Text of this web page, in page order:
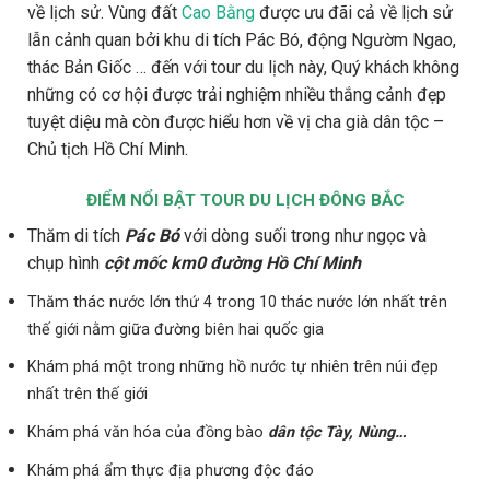
về lịch sử. Vùng đất Cao Bằng được ưu đãi cả về lịch sử
lẫn cảnh quan bởi khu di tích Pác Bó, động Ngườm Ngao,
thác Bản Giốc … đến với tour du lịch này, Quý khách không
những có cơ hội được trải nghiệm nhiều thắng cảnh đẹp
tuyệt diệu mà còn được hiểu hơn về vị cha già dân tộc –
Chủ tịch Hồ Chí Minh.
ĐIỂM NỔI BẬT TOUR DU LỊCH ĐÔNG BẮC
Thăm di tích Pác Bóvới dòng suối trong như ngọc và
chụp hình cột mốc km0 đường Hồ Chí Minh
Thăm thác nước lớn thứ 4 trong 10 thác nước lớn nhất trên
thế giới nằm giữa đường biên hai quốc gia
Khám phá một trong những hồ nước tự nhiên trên núi đẹp
nhất trên thế giới
Khám phá văn hóa của đồng bào dân tộc Tày, Nùng…
Khám phá ẩm thực địa phương độc đáo